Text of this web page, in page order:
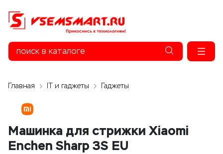
Главная IT и гаджеты Гаджеты
Машинка для стрижки Xiaomi
Enchen Sharp 3S EU